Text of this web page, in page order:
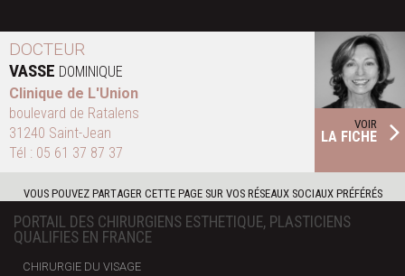
DOCTEUR
VASSE DOMINIQUE
Clinique de L'Union
boulevard de Ratalens
31240 Saint-Jean
Tél : 05 61 37 87 37
VOIR
LA FICHE
VOUS POUVEZ PARTAGER CETTE PAGE SUR VOS RÉSEAUX SOCIAUX PRÉFÉRÉS
PORTAIL DES CHIRURGIENS ESTHETIQUE, PLASTICIENS
QUALIFIES EN FRANCE
CHIRURGIE DU VISAGE